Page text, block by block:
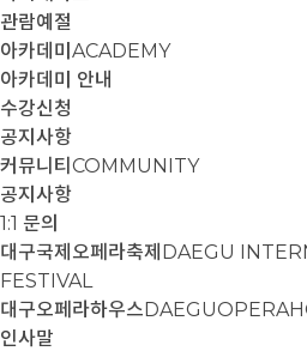
관람예절
아카데미 ACADEMY
아카데미 안내
수강신청
공지사항
커뮤니티 COMMUNITY
공지사항
1:1 문의
대구국제오페라축제 DAEGU
FESTIVAL
대구오페라하우스
인사말